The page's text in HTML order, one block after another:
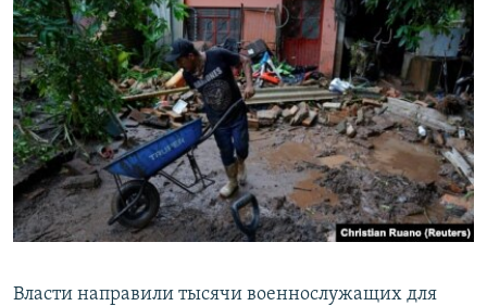
Власти направили тысячи военнослужащих для